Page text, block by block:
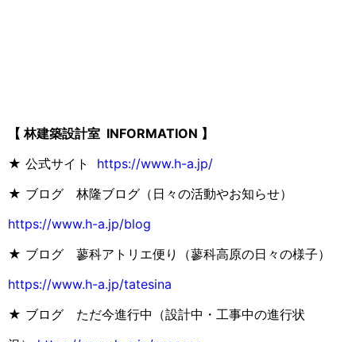
【 林建築設計室 INFORMATION 】
★ 公式サイト https://www.h-a.jp/
★ ブログ 林隆ブログ（日々の活動やお知らせ）
https://www.h-a.jp/blog
★ ブログ 蓼科アトリエ便り（蓼科高原の日々の様子）
https://www.h-a.jp/tatesina
★ ブログ ただ今進行中（設計中・工事中の進行状